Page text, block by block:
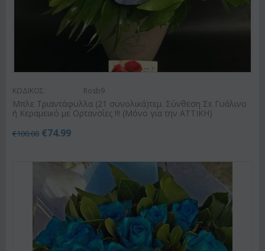
ΚΩΔΙΚΟΣ: Rosb9
Μπλε Τριαντάφυλλα (21 συνολικά)τεμ. Σύνθεση Σε Γυάλινο
ή Κεραμεικό με Ορτανσίες !!! (Μόνο για την ΑΤΤΙΚΗ)
€100.00 €74.99